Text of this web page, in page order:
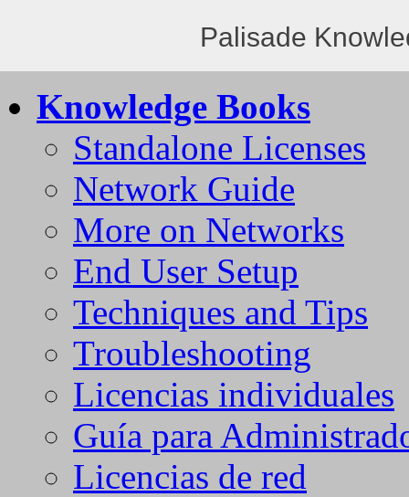
Palisade
Knowledge Books
Standalone Licenses
Network Guide
More on Networks
End User Setup
Techniques and Tips
Troubleshooting
Licencias individuales
Guía para
Licencias de red